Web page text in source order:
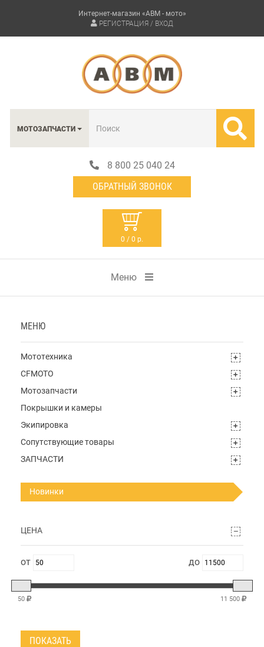
Интернет-магазин «АВМ - мото»
РЕГИСТРАЦИЯ / ВХОД
МОТОЗАПЧАСТИ
8 800 25 040 24
ОБРАТНЫЙ ЗВОНОК
0 / 0 р.
Меню
МЕНЮ
Мототехника
CFMOTO
Мотозапчасти
Покрышки и камеры
Экипировка
Сопутствующие товары
ЗАПЧАСТИ
Новинки
ЦЕНА
50 11 500
ПОКАЗАТЬ